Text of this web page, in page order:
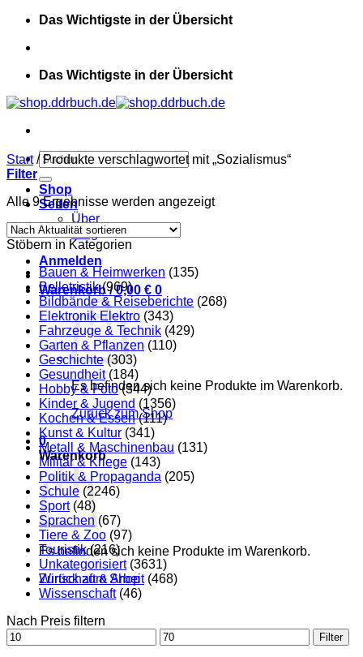
Zum
springen
Das Wichtigste in der Übersicht
Das Wichtigste in der Übersicht
Suchen
nach:
Shop
Seiten
Über
Blog
Anmelden
Warenkorb /0,00 € 0
Es befinden sich keine Produkte im Warenkorb.
Zurück zum Shop
0
Warenkorb
Es befinden sich keine Produkte im Warenkorb.
Zurück zum Shop
Start /Produkte verschlagwortet mit „Sozialismus“
Filter
Alle 9 Ergebnisse werden angezeigtNach
Stöbern in Kategorien
Bauen & Heimwerken (135)
Belletristik (969)
Bildbände & Reiseberichte (268)
Elektronik Elektro (343)
Fahrzeuge & Technik (429)
Garten & Pflanzen (110)
Geschichte (303)
Gesundheit (184)
Hobby & Foto (344)
Kinder & Jugend (1356)
Kochen & Essen (111)
Kunst & Kultur (341)
Metall & Maschinenbau (131)
Militär & Kriege (143)
Politik & Propaganda (205)
Schule (2246)
Sport (48)
Sprachen (67)
Tiere & Zoo (97)
Touristik (216)
Unkategorisiert (3631)
Wirtschaft & Arbeit (468)
Wissenschaft (46)
Nach Preis filtern
Min.
Preis
Max.
Preis
Filter